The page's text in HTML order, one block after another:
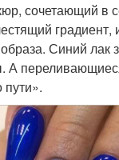
сочетающий в
градиент,
Синий лак
А